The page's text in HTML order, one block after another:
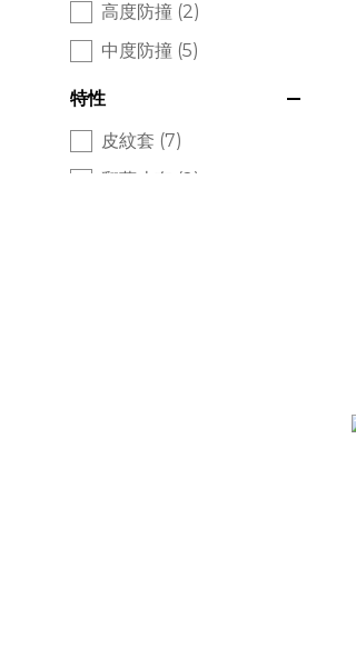
高度防撞 (2)
中度防撞 (5)
特性
皮紋套 (7)
翻蓋皮套 (2)